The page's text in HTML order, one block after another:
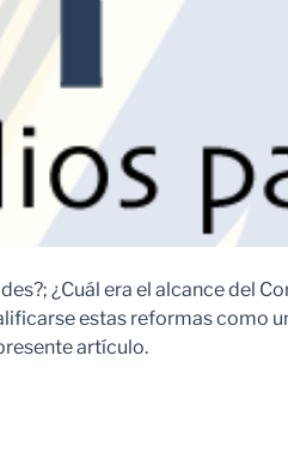
¿Cuál era el alcance del
estas reformas como
artículo.